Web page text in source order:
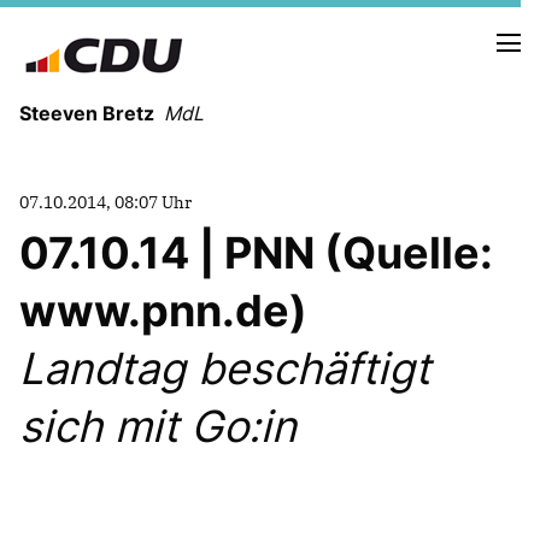
Steeven Bretz MdL
VITA
WAHLKREISBESUCHE
PRESSEFOTOS
MEIN BÜRGERBÜRO
07.10.2014, 08:07 Uhr
07.10.14 | PNN (Quelle:
www.pnn.de)
Landtag beschäftigt
sich mit Go:in